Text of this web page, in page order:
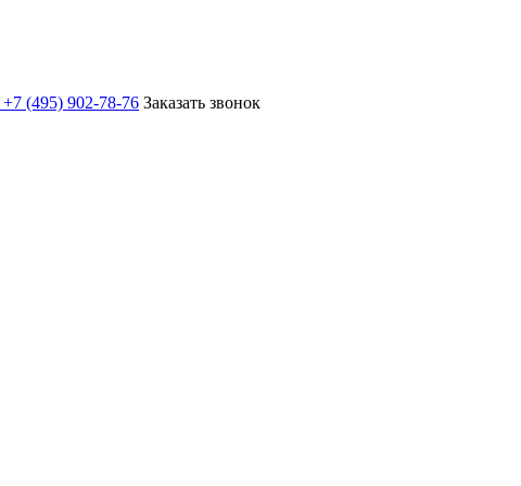
+7 (495) 902-78-76 Заказать звонок